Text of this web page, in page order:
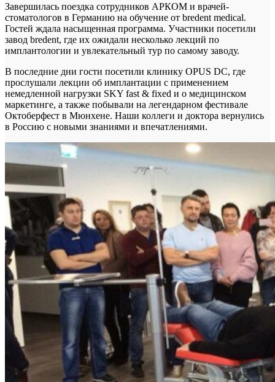
Завершилась поездка сотрудников АРКОМ и врачей-
стоматологов в Германию на обучение от bredent medical.
Гостей ждала насыщенная программа. Участники посетили
завод bredent, где их ожидали несколько лекций по
имплантологии и увлекательный тур по самому заводу.
В последние дни гости посетили клинику OPUS DC, где
прослушали лекции об имплантации с применением
немедленной нагрузки SKY fast & fixed и о медицинском
маркетинге, а также побывали на легендарном фестивале
Октоберфест в Мюнхене. Наши коллеги и доктора вернулись
в Россию с новыми знаниями и впечатлениями.